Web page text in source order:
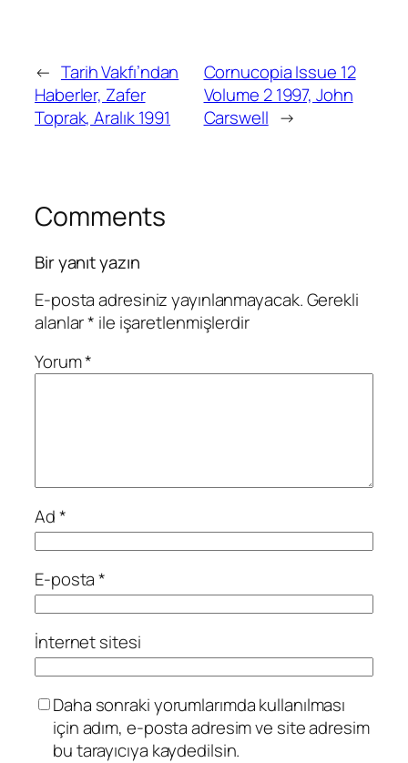
← Tarih Vakfı’ndan
Haberler, Zafer
Toprak, Aralık 1991
Cornucopia Issue 12
Volume 2 1997, John
Carswell →
Comments
Bir yanıt yazın
E-posta adresiniz yayınlanmayacak.Gerekli
alanlar* ile işaretlenmişlerdir
Yorum*
Ad*
E-posta*
İnternet sitesi
Daha sonraki yorumlarımda kullanılması
için adım, e-posta adresim ve site adresim
bu tarayıcıya kaydedilsin.